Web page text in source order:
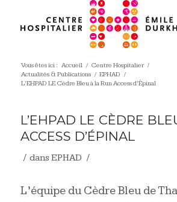
Vous êtes ici : Accueil / Centre Hospitalier /
Actualités & Publications / EPHAD /
L’EHPAD LE Cèdre Bleu à la Run Access d’Épinal
L’EHPAD LE CÈDRE
ACCESS D’ÉPINAL
/ dans EPHAD /
L’équipe du Cèdre Bleu de